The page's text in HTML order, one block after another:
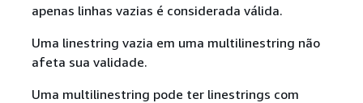
apenas linhas vazias é considerada válida.
Uma linestring vazia em uma multilinestring não
afeta sua validade.
Uma multilinestring pode ter linestrings com